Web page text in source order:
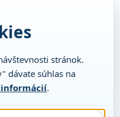
stránok.
dávate súhlas na
informácií.